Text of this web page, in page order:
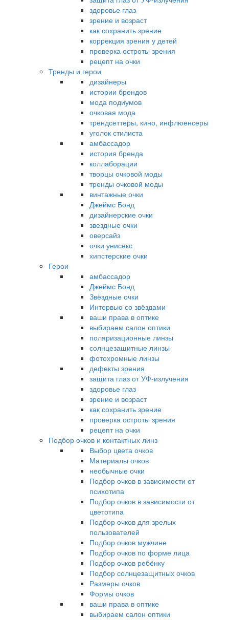
здоровье глаз
зрение и возраст
как сохранить зрение
коррекция зрения у детей
проверка остроты зрения
рецепт на очки
Тренды и герои
дизайнеры
истории брендов
мода подиумов
очковая мода
трендсеттеры, кино, инфлюенсеры
уголок стилиста
амбассадор
история бренда
коллаборации
творцы очковой моды
тренды очковой моды
винтажные очки
Джеймс Бонд
дизайнерские очки
звездные очки
оверсайз
очки унисекс
хипстерские очки
Герои
амбассадор
Джеймс Бонд
Звёздные очки
Интервью со звёздами
ваши права в оптике
выбираем салон оптики
поляризационные линзы
солнцезащитные линзы
фотохромные линзы
дефекты зрения
защита глаз от УФ-излучения
здоровье глаз
зрение и возраст
как сохранить зрение
проверка остроты зрения
рецепт на очки
Подбор очков и контактных линз
Выбор цвета очков
Материалы очков
необычные очки
Подбор очков в зависимости от
психотипа
Подбор очков в зависимости от
цветотипа
Подбор очков для зрелых
пользователей
Подбор очков мужчине
Подбор очков по форме лица
Подбор очков ребёнку
Подбор солнцезащитных очков
Размеры очков
Формы очков
ваши права в оптике
выбираем салон оптики